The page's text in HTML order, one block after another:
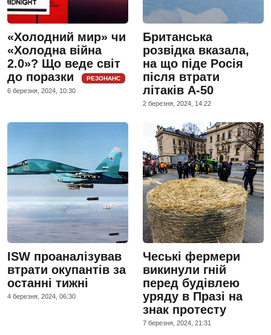
«Холодний мир» чи
«Холодна війна
2.0»? Що веде світ
до поразки
РЕЗОНАНС
6 березня, 2024, 10:30
Британська
розвідка вказала,
на що піде Росія
після втрати
літаків А-50
2 березня, 2024, 14:22
ISW проаналізував
втрати окупантів за
останні тижні
4 березня, 2024, 06:30
Чеські фермери
викинули гній
перед будівлею
уряду в Празі на
знак протесту
7 березня, 2024, 21:31